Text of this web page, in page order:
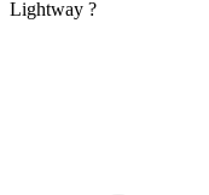
Lightway ?